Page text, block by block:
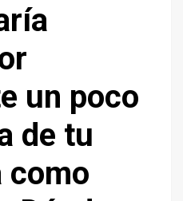
un poco
de tu
como